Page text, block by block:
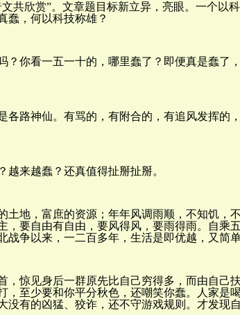
共欣赏”。文章题目标新立异，亮眼。一个以
蠢，何以科技称雄？
？你看一五一十的，哪里蠢了？即便真是蠢了
各路神仙。有骂的，有附合的， 有追风发挥的
越来越蠢？还真值得扯掰扯掰。
土地，富庶的资源；年年风调雨顺，不知饥，
，要自由有自由，要风得风，要雨得雨。自乘
战争以来，一二百多年，生活是即优越，又简单
，惊见身后一群原先比自己穷得多，而由自己
，至少要和你平分秋色，还嘲笑你蠢。人家是
没有的凶猛、狡诈，还不守游戏规则。才发现